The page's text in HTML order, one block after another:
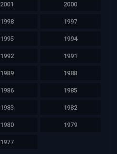
2001 2000
1998 1997
1995 1994
1992 1991
1989 1988
1986 1985
1983 1982
1980 1979
1977